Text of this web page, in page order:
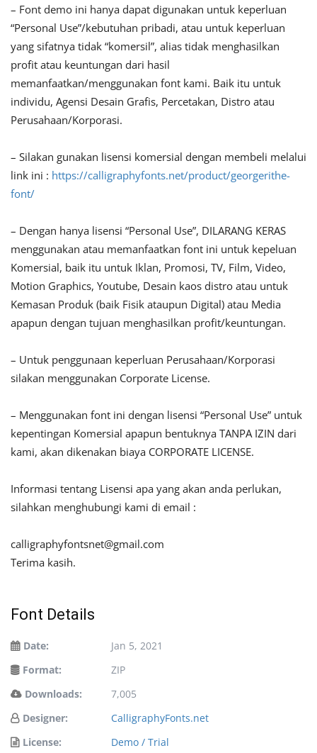
– Font demo ini hanya dapat digunakan untuk keperluan
“Personal Use”/kebutuhan pribadi, atau untuk keperluan
yang sifatnya tidak “komersil”, alias tidak menghasilkan
profit atau keuntungan dari hasil
memanfaatkan/menggunakan font kami. Baik itu untuk
individu, Agensi Desain Grafis, Percetakan, Distro atau
Perusahaan/Korporasi.
– Silakan gunakan lisensi komersial dengan membeli melalui
link ini : https://calligraphyfonts.net/product/georgerithe-
font/
– Dengan hanya lisensi “Personal Use”, DILARANG KERAS
menggunakan atau memanfaatkan font ini untuk kepeluan
Komersial, baik itu untuk Iklan, Promosi, TV, Film, Video,
Motion Graphics, Youtube, Desain kaos distro atau untuk
Kemasan Produk (baik Fisik ataupun Digital) atau Media
apapun dengan tujuan menghasilkan profit/keuntungan.
– Untuk penggunaan keperluan Perusahaan/Korporasi
silakan menggunakan Corporate License.
– Menggunakan font ini dengan lisensi “Personal Use” untuk
kepentingan Komersial apapun bentuknya TANPA IZIN dari
kami, akan dikenakan biaya CORPORATE LICENSE.
Informasi tentang Lisensi apa yang akan anda perlukan,
silahkan menghubungi kami di email :
calligraphyfontsnet@gmail.com
Terima kasih.
Font Details
Date:
Jan 5, 2021
Format:
ZIP
Downloads:
7,005
Designer:
CalligraphyFonts.net
License:
Demo / Trial